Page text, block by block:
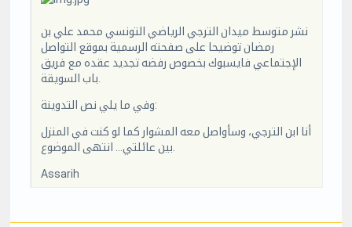
نشر متوسط ميدان الترجي الرياضي التونسي محمد علي بن
رمضان توضيحا على صفحته الرسمية بموقع التواصل
الإجتماعي فايسبوك بخصوص رفضه تجديد عقده مع فريق
وفي ما يلي نص التدوينة:
أنا ابن الترجي، وسأواصل معه المشوار كما لو كنت في المنزل
Assarih